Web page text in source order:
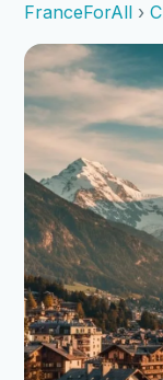
FranceForAll ›